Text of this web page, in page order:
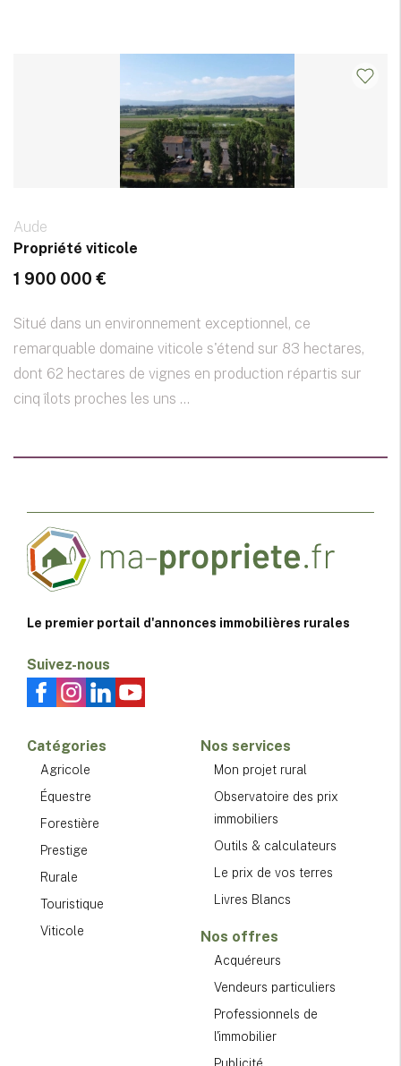
Aude
Propriété viticole
1 900 000 €
Situé dans un environnement exceptionnel, ce
remarquable domaine viticole s'étend sur 83 hectares,
dont 62 hectares de vignes en production répartis sur
cinq îlots proches les uns ...
Le premier portail d'annonces immobilières rurales
Suivez-nous
Catégories
Agricole
Équestre
Forestière
Prestige
Rurale
Touristique
Viticole
Nos services
Mon projet rural
Observatoire des prix
immobiliers
Outils & calculateurs
Le prix de vos terres
Livres Blancs
Nos offres
Acquéreurs
Vendeurs particuliers
Professionnels de
l'immobilier